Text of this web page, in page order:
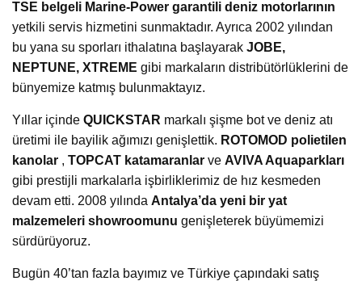
TSE belgeli Marine-Power garantili deniz motorlarının
yetkili servis hizmetini sunmaktadır. Ayrıca 2002 yılından
bu yana su sporları ithalatına başlayarak JOBE,
NEPTUNE, XTREME gibi markaların distribütörlüklerini de
bünyemize katmış bulunmaktayız.
Yıllar içinde QUICKSTAR markalı şişme bot ve deniz atı
üretimi ile bayilik ağımızı genişlettik. ROTOMOD polietilen
kanolar , TOPCAT katamaranlar ve AVIVA Aquaparkları
gibi prestijli markalarla işbirliklerimiz de hız kesmeden
devam etti. 2008 yılında Antalya’da yeni bir yat
malzemeleri showroomunu genişleterek büyümemizi
sürdürüyoruz.
Bugün 40’tan fazla bayımız ve Türkiye çapındaki satış